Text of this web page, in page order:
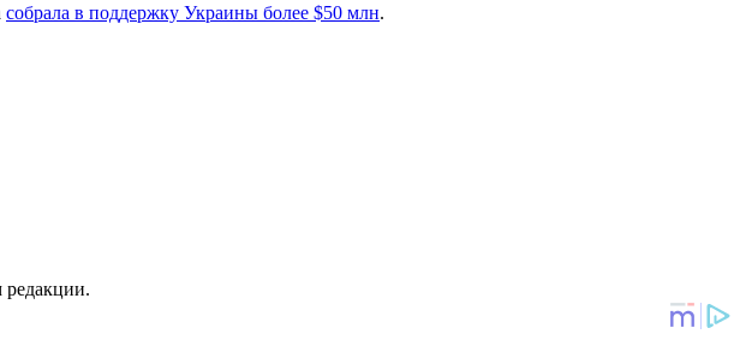
собрала в поддержку Украины более $50 млн.
редакции.